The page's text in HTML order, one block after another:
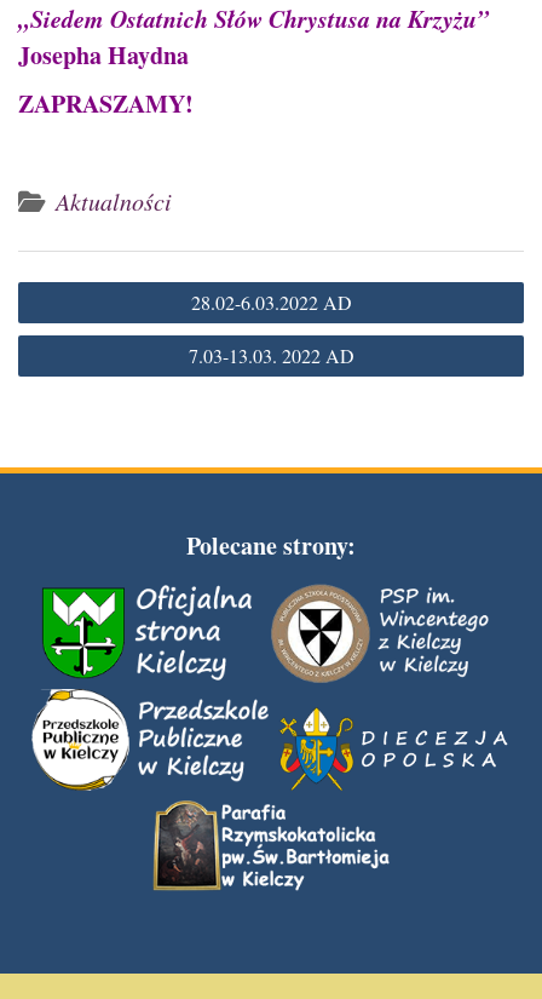
„Siedem Ostatnich Słów Chrystusa na Krzyżu”
Josepha Haydna
ZAPRASZAMY!
Aktualności
Nawigacja
wpisu
28.02-6.03.2022 AD
7.03-13.03. 2022 AD
Polecane strony: